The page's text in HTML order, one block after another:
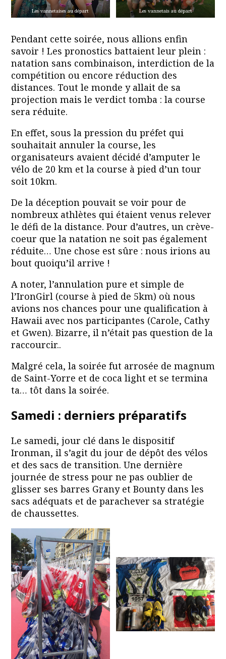
Les vannetaises au départ Les vannetais au départ
Pendant cette soirée, nous allions enfin
savoir ! Les pronostics battaient leur plein :
natation sans combinaison, interdiction de la
compétition ou encore réduction des
distances. Tout le monde y allait de sa
projection mais le verdict tomba : la course
sera réduite.
En effet, sous la pression du préfet qui
souhaitait annuler la course, les
organisateurs avaient décidé d’amputer le
vélo de 20 km et la course à pied d’un tour
soit 10km.
De la déception pouvait se voir pour de
nombreux athlètes qui étaient venus relever
le défi de la distance. Pour d’autres, un crève-
coeur que la natation ne soit pas également
réduite… Une chose est sûre : nous irions au
bout quoiqu’il arrive !
A noter, l’annulation pure et simple de
l’IronGirl (course à pied de 5km) où nous
avions nos chances pour une qualification à
Hawaii avec nos participantes (Carole, Cathy
et Gwen). Bizarre, il n’était pas question de la
raccourcir..
Malgré cela, la soirée fut arrosée de magnum
de Saint-Yorre et de coca light et se termina
ta… tôt dans la soirée.
Samedi : derniers préparatifs
Le samedi, jour clé dans le dispositif
Ironman, il s’agit du jour de dépôt des vélos
et des sacs de transition. Une dernière
journée de stress pour ne pas oublier de
glisser ses barres Grany et Bounty dans les
sacs adéquats et de parachever sa stratégie
de chaussettes.